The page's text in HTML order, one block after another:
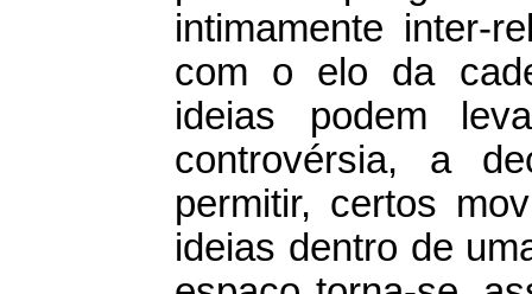
intimamente inter-
com o elo da
ideias podem
controvérsia, a
permitir, certos
ideias dentro de